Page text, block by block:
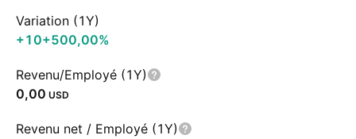
Variation (1Y)
+10+500,00%
Revenu/Employé (1Y)
0,00 USD
Revenu net / Employé (1Y)